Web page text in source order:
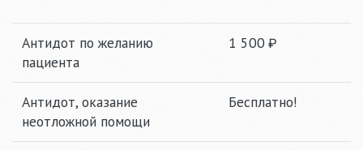
Антидот по желанию
пациента
1 500
Антидот, оказание
неотложной помощи
Бесплатно!